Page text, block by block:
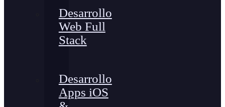
Desarrollo
Web Full
Stack
Desarrollo
Apps iOS